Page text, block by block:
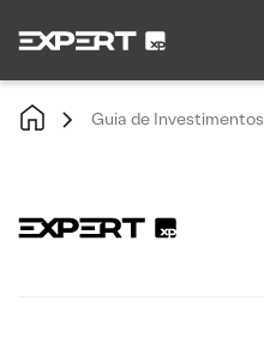
Guia de Investimentos